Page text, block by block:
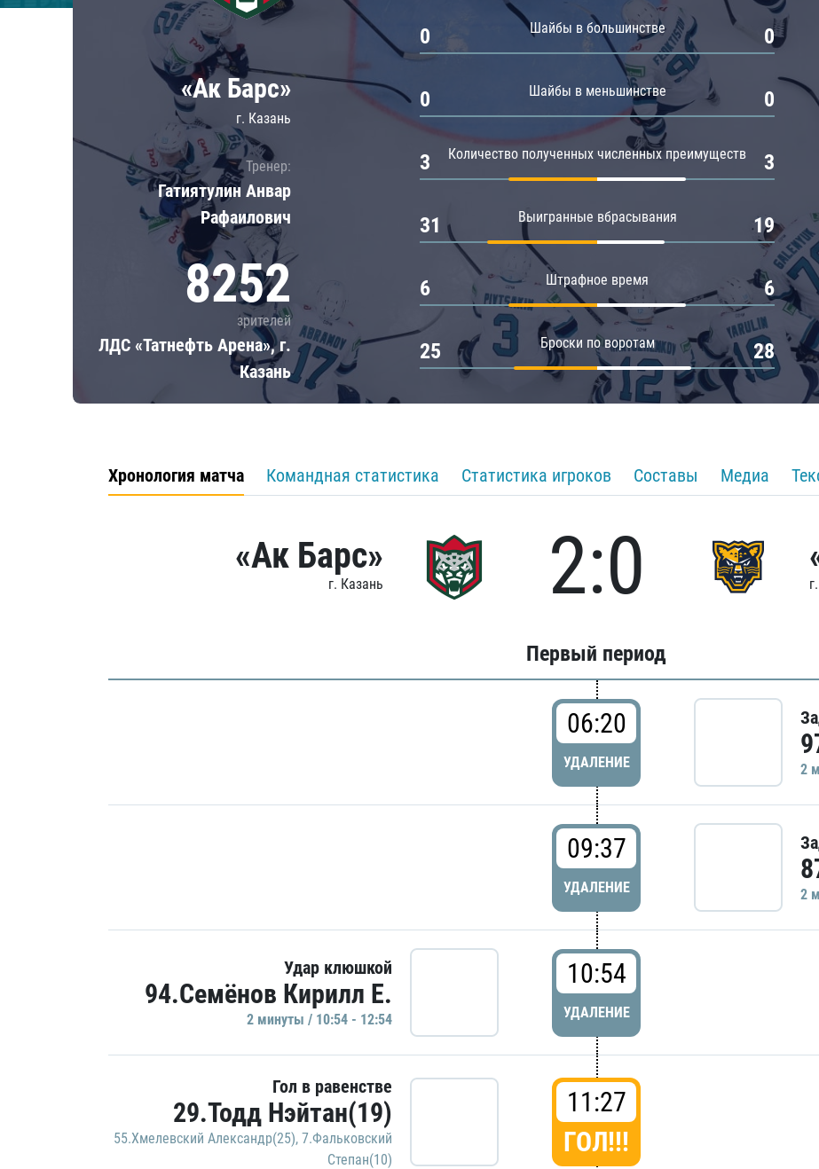
Локомотив
ЦСКА
Шанхайские Драконы
«Ак Барс»
г. Казань
Тренер:
Гатиятулин Анвар
Рафаилович
8252
зрителей
ЛДС «Татнефть Арена», г.
Казань
Шайбы в большинстве
0 0
Шайбы в меньшинстве
0 0
Количество полученных численных преимуществ
3 3
Выигранные вбрасывания
31 19
Штрафное время
6 6
Броски по воротам
25 28
Хронология матча Командная статистика Статистика игроков Составы Медиа
«Ак Барс»
г. Казань 2:0
Первый период
06:20
УДАЛЕНИЕ 2
09:37
УДАЛЕНИЕ 2
Удар клюшкой
94.Семёнов Кирилл Е.
2 минуты / 10:54 - 12:54
10:54
УДАЛЕНИЕ
Гол в равенстве
29.Тодд Нэйтан(19)
55.Хмелевский Александр(25), 7.Фальковский
Степан(10)
11:27
ГОЛ!!!